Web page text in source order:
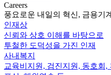
Careers
풍요로운 내일의 혁신, 금용기
인재상
신뢰와 상호 이해를 바탕으로
투철한 도덕성을 가진 인재
사내복지
교육비지원, 검진지원, 동호회,